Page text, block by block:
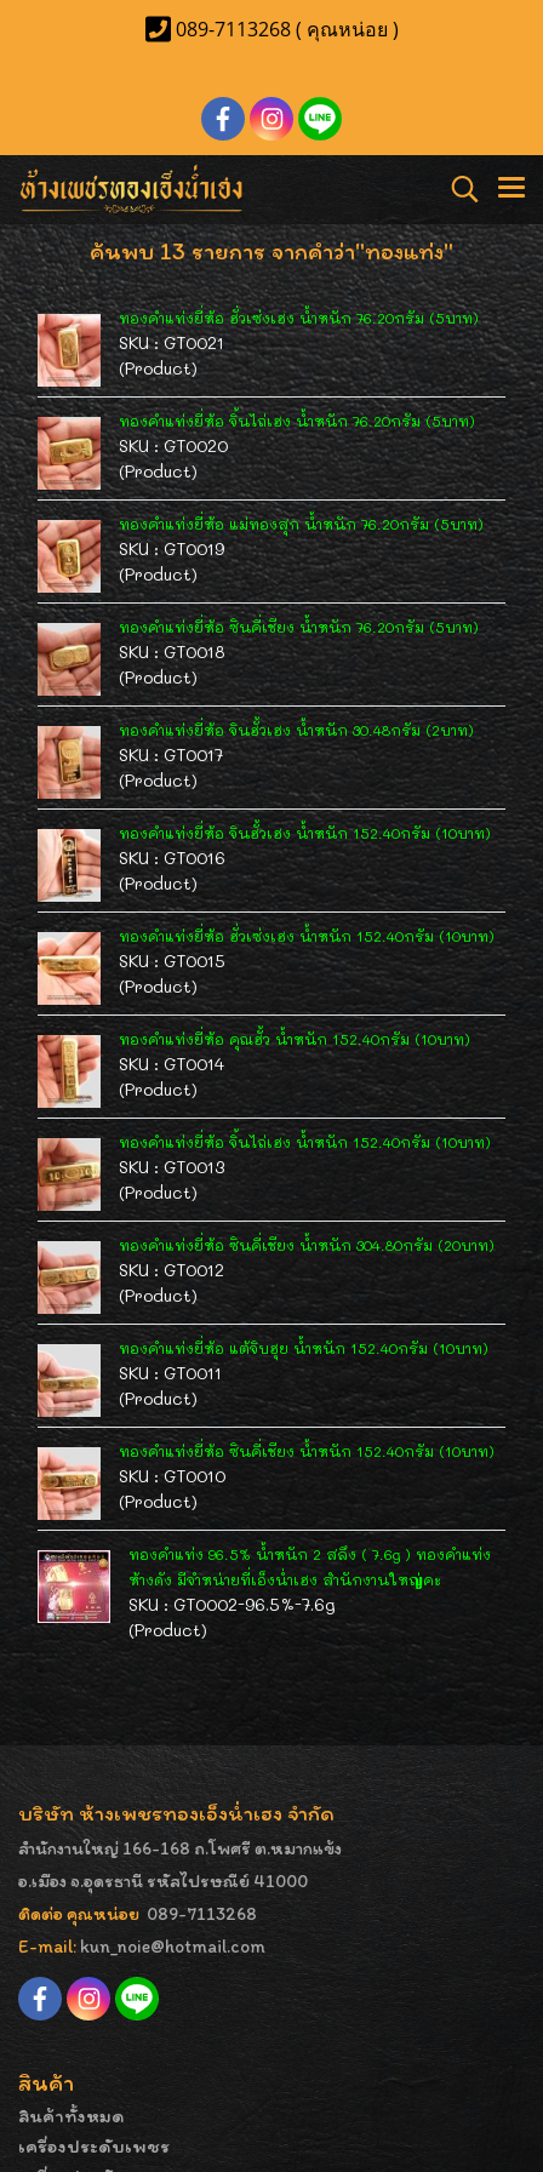
089-7113268 ( คุณหน่อย )
ค้นพบ 13 รายการ จากคำว่า"ทองแท่ง"
ทองคำแท่งยี่ห้อ ฮั่วเซ่งเฮง น้ำหนัก 76.20กรัม (5บาท)
SKU : GT0021
(Product)
ทองคำแท่งยี่ห้อ จิ้นไถ่เฮง น้ำหนัก 76.20กรัม (5บาท)
SKU : GT0020
(Product)
ทองคำแท่งยี่ห้อ แม่ทองสุก น้ำหนัก 76.20กรัม (5บาท)
SKU : GT0019
(Product)
ทองคำแท่งยี่ห้อ ซินคี่เชียง น้ำหนัก 76.20กรัม (5บาท)
SKU : GT0018
(Product)
ทองคำแท่งยี่ห้อ จินฮั้วเฮง น้ำหนัก 30.48กรัม (2บาท)
SKU : GT0017
(Product)
ทองคำแท่งยี่ห้อ จินฮั้วเฮง น้ำหนัก 152.40กรัม (10บาท)
SKU : GT0016
(Product)
ทองคำแท่งยี่ห้อ ฮั่วเซ่งเฮง น้ำหนัก 152.40กรัม (10บาท)
SKU : GT0015
(Product)
ทองคำแท่งยี่ห้อ คุณฮั้ว น้ำหนัก 152.40กรัม (10บาท)
SKU : GT0014
(Product)
ทองคำแท่งยี่ห้อ จิ้นไถ่เฮง น้ำหนัก 152.40กรัม (10บาท)
SKU : GT0013
(Product)
ทองคำแท่งยี่ห้อ ซินคี่เชียง น้ำหนัก 304.80กรัม (20บาท)
SKU : GT0012
(Product)
ทองคำแท่งยี่ห้อ แต้จิบฮุย น้ำหนัก 152.40กรัม (10บาท)
SKU : GT0011
(Product)
ทองคำแท่งยี่ห้อ ซินคี่เชียง น้ำหนัก 152.40กรัม (10บาท)
SKU : GT0010
(Product)
ทองคำแท่ง 96.5% น้ำหนัก 2 สลึง ( 7.6g ) ทองคำแท่ง
ห้างดัง มีจำหน่ายที่เอ็งน่ำเฮง สำนักงานใหญ่คะ
SKU : GT0002-96.5%-7.6g
(Product)
บริษัท ห้างเพชรทองเอ็งน่ำเฮง จำกัด
สำนักงานใหญ่ 166-168 ถ.โพศรี ต.หมากแข้ง
อ.เมือง จ.อุดรธานี รหัสไปรษณีย์ 41000
ติดต่อ คุณหน่อย 089-7113268
E-mail: kun_noie@hotmail.com
สินค้า
สินค้าทั้งหมด
เครื่องประดับเพชร